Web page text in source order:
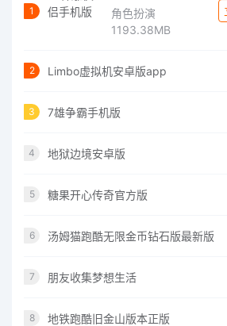
1
角色扮演
1193.38MB
2 Limbo虚拟机安卓版app
3 7雄争霸手机版
4 地狱边境安卓版
5 糖果开心传奇官方版
6 汤姆猫跑酷无限金币钻石版最新版
7 朋友收集梦想生活
8 地铁跑酷旧金山版本正版